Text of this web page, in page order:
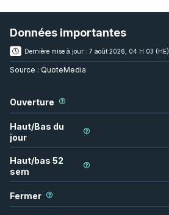
Données importantes
Dernière mise à jour : 7 août 2026, 04 H 03 (HE)
Source : QuoteMedia
Ouverture
Haut/Bas du
jour
Haut/bas 52
sem
Fermer